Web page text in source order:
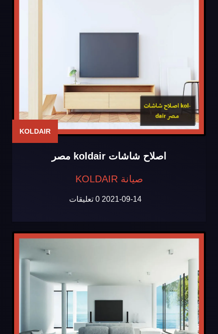
KOLDAIR
اصلاح شاشات koldair مصر
صيانة KOLDAIR
2021-09-14 0 تعليقات